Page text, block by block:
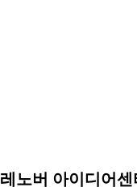
레노버 아이디어